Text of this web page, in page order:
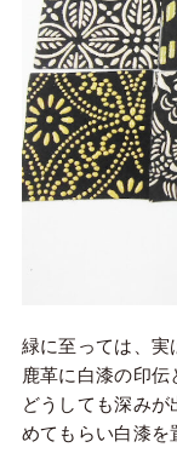
緑に至っては、実
鹿革に白漆の印
どうしても深み
めてもらい白漆を